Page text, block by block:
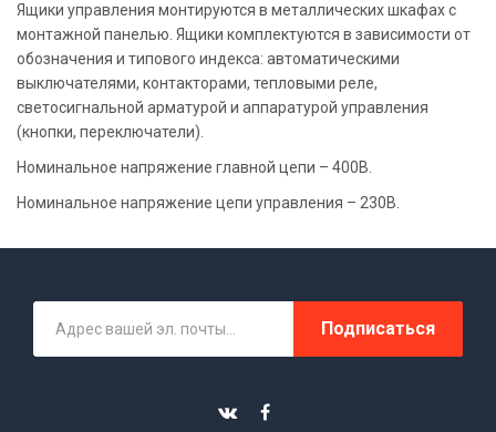
Ящики управления монтируются в металлических шкафах с
монтажной панелью. Ящики комплектуются в зависимости от
обозначения и типового индекса: автоматическими
выключателями, контакторами, тепловыми реле,
светосигнальной арматурой и аппаратурой управления
(кнопки, переключатели).
Номинальное напряжение главной цепи – 400В.
Номинальное напряжение цепи управления – 230В.
Подписаться